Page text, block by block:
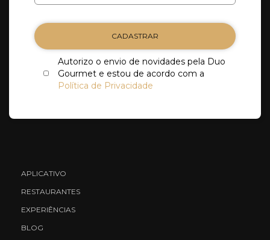
CADASTRAR
Autorizo o envio de novidades pela Duo
Gourmet e estou de acordo com a
Política de Privacidade
APLICATIVO
RESTAURANTES
EXPERIÊNCIAS
BLOG